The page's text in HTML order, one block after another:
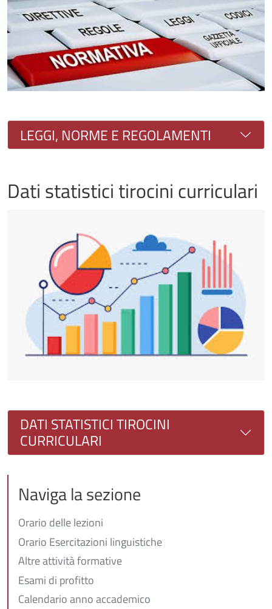
Immagine
LEGGI, NORME E REGOLAMENTI
Dati statistici tirocini curriculari
DATI STATISTICI TIROCINI
CURRICULARI
Naviga la sezione
Orario delle lezioni
Orario Esercitazioni linguistiche
Altre attività formative
Esami di profitto
Calendario anno accademico